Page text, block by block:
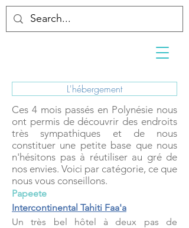
L'hébergement
Ces 4 mois passés en Polynésie nous
ont permis de découvrir des endroits
très sympathiques et de nous
constituer une petite base que nous
n'hésitons pas à réutiliser au gré de
nos envies. Voici par catégorie, ce que
nous vous conseillons.
Papeete
Intercontinental Tahiti Faa'a
Un très bel hôtel à deux pas de